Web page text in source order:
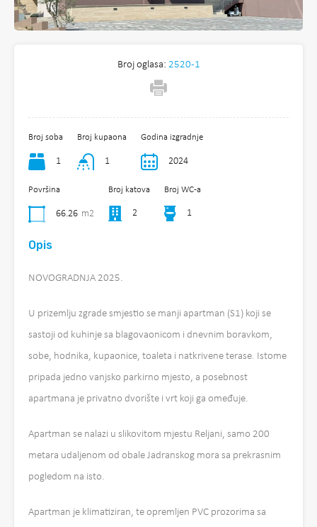
Broj oglasa: 2520-1
Broj soba
1
Broj kupaona
1
Godina izgradnje
2024
Površina
66.26 m2
Broj katova
2
Broj WC-a
1
Opis
NOVOGRADNJA 2025.
U prizemlju zgrade smjestio se manji apartman (S1) koji se
sastoji od kuhinje sa blagovaonicom i dnevnim boravkom,
sobe, hodnika, kupaonice, toaleta i natkrivene terase. Istome
pripada jedno vanjsko parkirno mjesto, a posebnost
apartmana je privatno dvorište i vrt koji ga omeđuje.
Apartman se nalazi u slikovitom mjestu Reljani, samo 200
metara udaljenom od obale Jadranskog mora sa prekrasnim
pogledom na isto.
Apartman je klimatiziran, te opremljen PVC prozorima sa